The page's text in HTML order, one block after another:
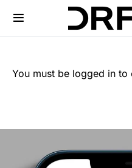
You must be logged in